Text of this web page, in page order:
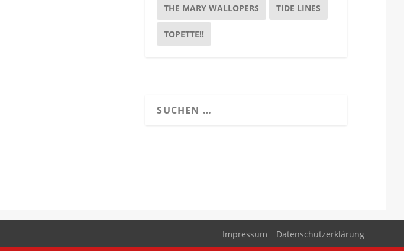
THE MARY WALLOPERS TIDE LINES
TOPETTE!!
Impressum Datenschutzerklärung